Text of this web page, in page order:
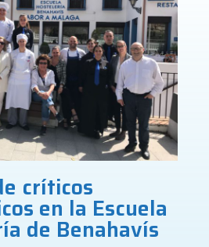
críticos
en la Escuela
de Benahavís